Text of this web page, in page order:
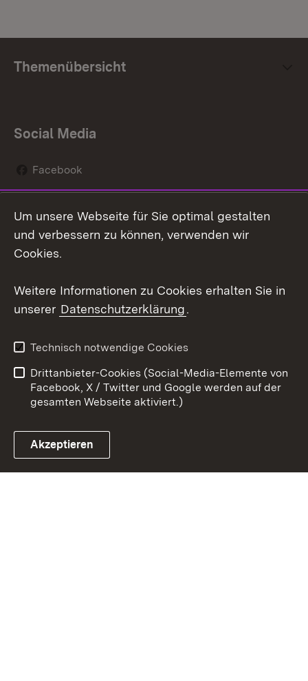
Themenübersicht
Social Media
Facebook
Social Wall
Youtube
Link zum Landesportal
Kontakt
Datenschutz
Barrierefreiheit
Impressum Cookies
Um unsere Webseite für Sie optimal gestalten
und verbessern zu können, verwenden wir
Cookies.
Weitere Informationen zu Cookies erhalten Sie in
unserer Datenschutzerklärung.
Technisch notwendige Cookies
Drittanbieter-Cookies (Social-Media-Elemente von
Facebook, X / Twitter und Google werden auf der
gesamten Webseite aktiviert.)
Akzeptieren